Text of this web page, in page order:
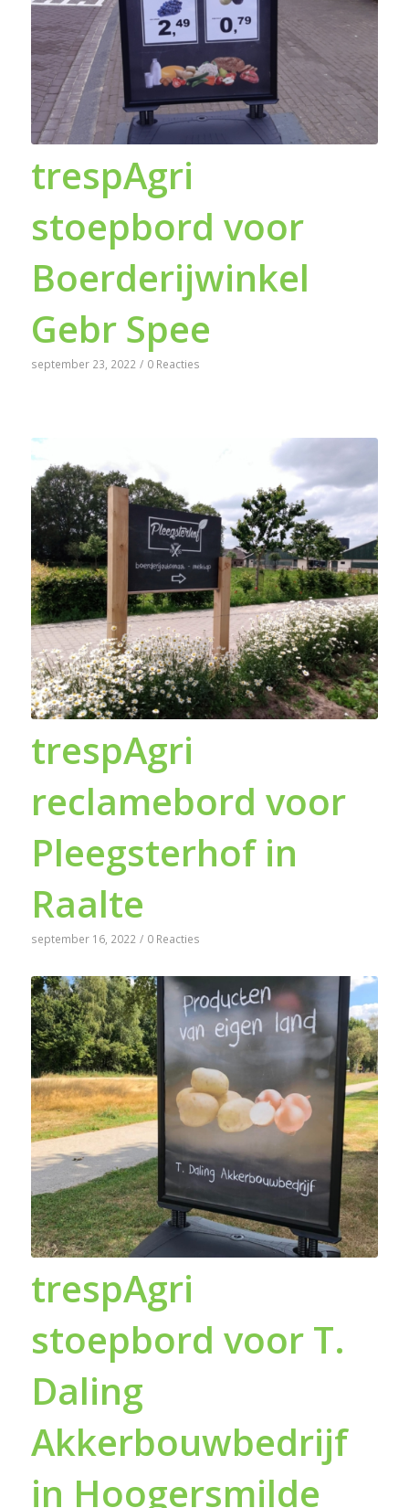
trespAgri
stoepbord voor
Boerderijwinkel
Gebr Spee
september 23, 2022 / 0 Reacties
trespAgri
reclamebord voor
Pleegsterhof in
Raalte
september 16, 2022 / 0 Reacties
trespAgri
stoepbord voor T.
Daling
Akkerbouwbedrijf
in Hoogersmilde